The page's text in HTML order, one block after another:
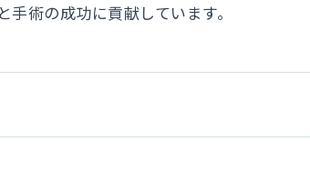
術の成功に貢献しています。